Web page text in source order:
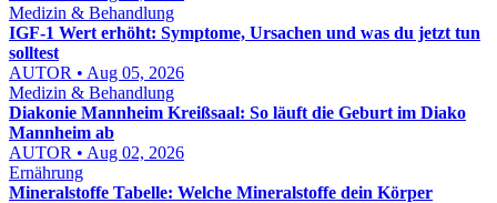
Medizin & Behandlung
IGF-1 Wert erhöht: Symptome, Ursachen und was du jetzt tun
solltest
AUTOR • Aug 05, 2026
Medizin & Behandlung
Diakonie Mannheim Kreißsaal: So läuft die Geburt im Diako
Mannheim ab
AUTOR • Aug 02, 2026
Ernährung
Mineralstoffe Tabelle: Welche Mineralstoffe dein Körper